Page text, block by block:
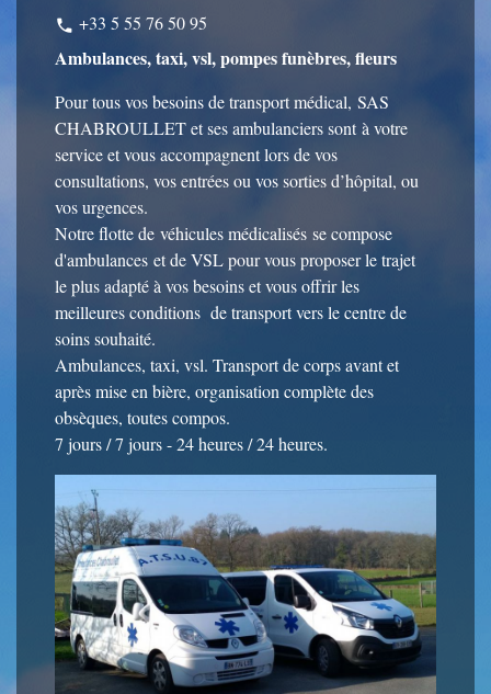
phone +33 5 55 76 50 95
Ambulances, taxi, vsl, pompes funèbres, fleurs
Pour tous vos besoins de transport médical, SAS
CHABROULLET et ses ambulanciers sont à votre
service et vous accompagnent lors de vos
consultations, vos entrées ou vos sorties d’hôpital, ou
vos urgences.
Notre flotte de véhicules médicalisés se compose
d'ambulances et de VSL pour vous proposer le trajet
le plus adapté à vos besoins et vous offrir les
meilleures conditions de transport vers le centre de
soins souhaité.
Ambulances, taxi, vsl. Transport de corps avant et
après mise en bière, organisation complète des
obsèques, toutes compos.
7 jours / 7 jours - 24 heures / 24 heures.